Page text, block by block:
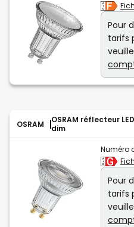
Pour
tarifs
OSRAM
OSRAM réflecteur
dim
Numéro
Pour
tarifs